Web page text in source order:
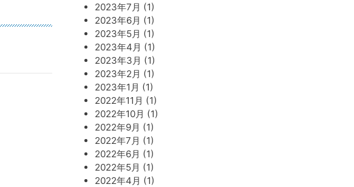
2023年7月 (1)
2023年6月 (1)
2023年5月 (1)
2023年4月 (1)
2023年3月 (1)
2023年2月 (1)
2023年1月 (1)
2022年11月 (1)
2022年10月 (1)
2022年9月 (1)
2022年7月 (1)
2022年6月 (1)
2022年5月 (1)
2022年4月 (1)